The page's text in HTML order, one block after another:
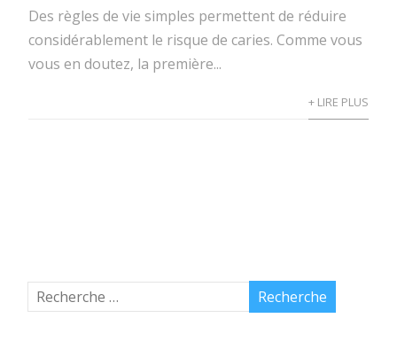
Des règles de vie simples permettent de réduire
considérablement le risque de caries. Comme vous
vous en doutez, la première...
+ LIRE PLUS